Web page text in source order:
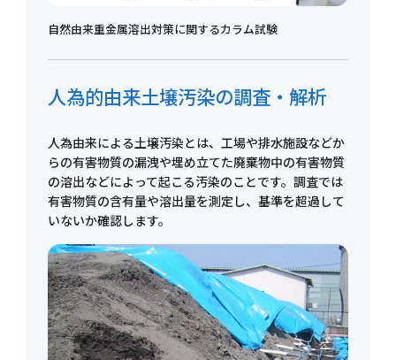
自然由来重金属溶出対策に関するカラム試験
人為的由来土壌汚染の調査・解析
人為由来による土壌汚染とは、工場や排水施設などか
らの有害物質の漏洩や埋め立てた廃棄物中の有害物質
の溶出などによって起こる汚染のことです。調査では
有害物質の含有量や溶出量を測定し、基準を超過して
いないか確認します。